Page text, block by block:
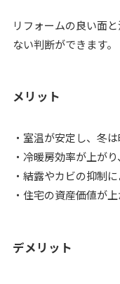
リフォームの良い面
ない判断ができます。
メリット
・室温が安定し、冬
・冷暖房効率が上が
・結露やカビの抑制
・住宅の資産価値が上
デメリット